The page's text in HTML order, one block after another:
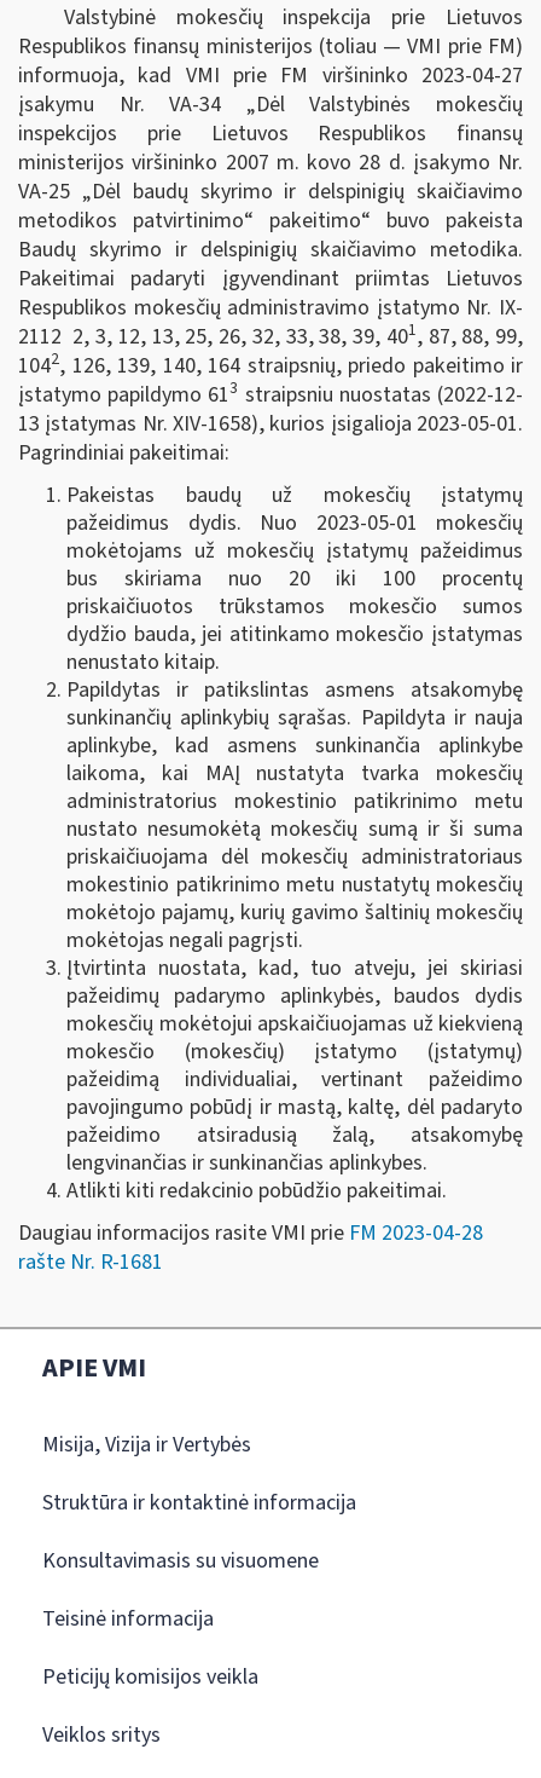
Valstybinė mokesčių inspekcija prie Lietuvos
Respublikos finansų ministerijos (toliau ― VMI prie FM)
informuoja, kad VMI prie FM viršininko 2023-04-27
įsakymu Nr. VA-34 „Dėl Valstybinės mokesčių
inspekcijos prie Lietuvos Respublikos finansų
ministerijos viršininko 2007 m. kovo 28 d. įsakymo Nr.
VA-25 „Dėl baudų skyrimo ir delspinigių skaičiavimo
metodikos patvirtinimo“ pakeitimo“ buvo pakeista
Baudų skyrimo ir delspinigių skaičiavimo metodika.
Pakeitimai padaryti įgyvendinant priimtas Lietuvos
Respublikos mokesčių administravimo įstatymo Nr. IX-
2112 2, 3, 12, 13, 25, 26, 32, 33, 38, 39, 401, 87, 88, 99,
1042, 126, 139, 140, 164 straipsnių, priedo pakeitimo ir
įstatymo papildymo 613 straipsniu nuostatas (2022-12-
13 įstatymas Nr. XIV-1658), kurios įsigalioja 2023-05-01.
Pagrindiniai pakeitimai:
Pakeistas baudų už mokesčių įstatymų
pažeidimus dydis. Nuo 2023-05-01 mokesčių
mokėtojams už mokesčių įstatymų pažeidimus
bus skiriama nuo 20 iki 100 procentų
priskaičiuotos trūkstamos mokesčio sumos
dydžio bauda, jei atitinkamo mokesčio įstatymas
nenustato kitaip.
Papildytas ir patikslintas asmens atsakomybę
sunkinančių aplinkybių sąrašas. Papildyta ir nauja
aplinkybe, kad asmens sunkinančia aplinkybe
laikoma, kai MAĮ nustatyta tvarka mokesčių
administratorius mokestinio patikrinimo metu
nustato nesumokėtą mokesčių sumą ir ši suma
priskaičiuojama dėl mokesčių administratoriaus
mokestinio patikrinimo metu nustatytų mokesčių
mokėtojo pajamų, kurių gavimo šaltinių mokesčių
mokėtojas negali pagrįsti.
Įtvirtinta nuostata, kad, tuo atveju, jei skiriasi
pažeidimų padarymo aplinkybės, baudos dydis
mokesčių mokėtojui apskaičiuojamas už kiekvieną
mokesčio (mokesčių) įstatymo (įstatymų)
pažeidimą individualiai, vertinant pažeidimo
pavojingumo pobūdį ir mastą, kaltę, dėl padaryto
pažeidimo atsiradusią žalą, atsakomybę
lengvinančias ir sunkinančias aplinkybes.
Atlikti kiti redakcinio pobūdžio pakeitimai.
Daugiau informacijos rasite VMI prie FM 2023-04-28
rašte Nr. R-1681
APIE VMI
Misija, Vizija ir Vertybės
Struktūra ir kontaktinė informacija
Konsultavimasis su visuomene
Teisinė informacija
Peticijų komisijos veikla
Veiklos sritys